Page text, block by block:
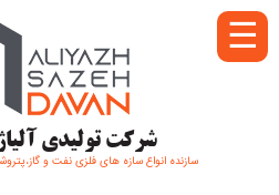
شرکت تولیدی
سازنده انواع سازه های فلزی نفت و
☰